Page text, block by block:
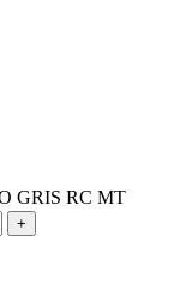
GRIS RC MT